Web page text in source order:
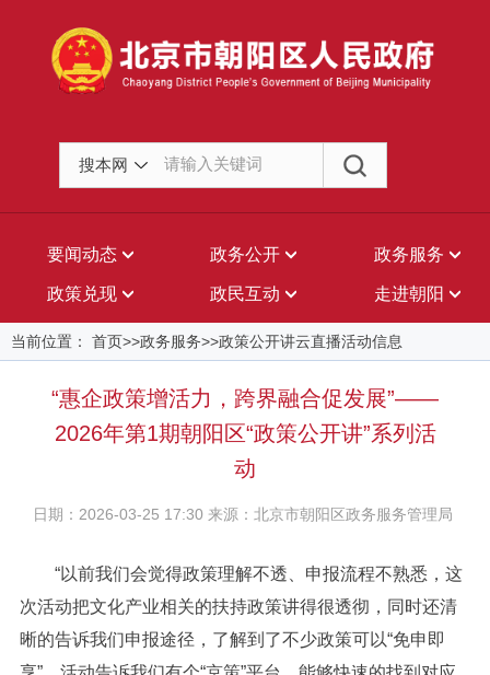
搜本网
要闻动态 政务公开 政务服务
政策兑现 政民互动 走进朝阳
当前位置： 首页>>政务服务>>政策公开讲云直播活动信息
“惠企政策增活力，跨界融合促发展”——
2026年第1期朝阳区“政策公开讲”系列活
动
日期：2026-03-25 17:30 来源：北京市朝阳区政务服务管理局
“以前我们会觉得政策理解不透、申报流程不熟悉，这
次活动把文化产业相关的扶持政策讲得很透彻，同时还清
晰的告诉我们申报途径，了解到了不少政策可以“免申即